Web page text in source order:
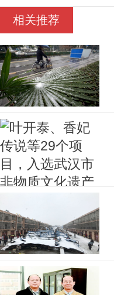
相关推荐